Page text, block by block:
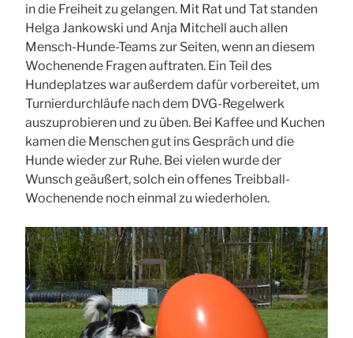
in die Freiheit zu gelangen. Mit Rat und Tat standen
Helga Jankowski und Anja Mitchell auch allen
Mensch-Hunde-Teams zur Seiten, wenn an diesem
Wochenende Fragen auftraten. Ein Teil des
Hundeplatzes war außerdem dafür vorbereitet, um
Turnierdurchläufe nach dem DVG-Regelwerk
auszuprobieren und zu üben. Bei Kaffee und Kuchen
kamen die Menschen gut ins Gespräch und die
Hunde wieder zur Ruhe. Bei vielen wurde der
Wunsch geäußert, solch ein offenes Treibball-
Wochenende noch einmal zu wiederholen.